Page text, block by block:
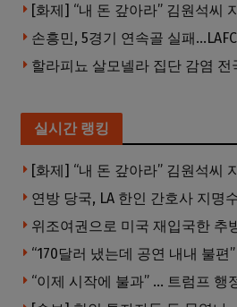
할라피뇨 살모넬라 집단 감염 전
실시간 랭킹